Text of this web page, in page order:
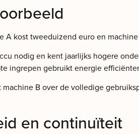
A kost tweeduizend euro en
nodig en kent jaarlijks hogere
ingrepen gebruikt energie
B over de volledige
en continuïteit